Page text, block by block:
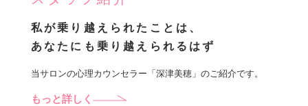
私が乗り越えられたことは、
あなたにも乗り越えられるはず
当サロンの心理カウンセラー「深津美穂」のご紹介です。
もっと詳しく